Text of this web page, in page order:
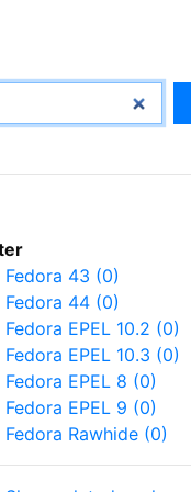
Fedora 43 (0)
Fedora 44 (0)
Fedora EPEL 10.2 (0)
Fedora EPEL 10.3 (0)
Fedora EPEL 8 (0)
Fedora EPEL 9 (0)
Fedora Rawhide (0)